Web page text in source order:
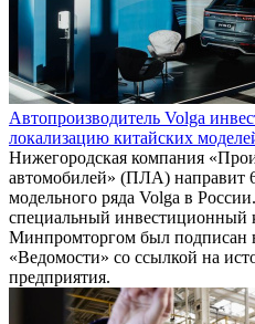
Автопроизводитель Volga
локализацию китайских
Нижегородская компания
автомобилей» (ПЛА) направит
модельного ряда Volga в
специальный
Минпромторгом был подписан
«Ведомости» со ссылкой на
предприятия.